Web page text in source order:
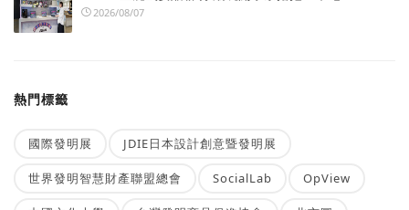
2026/08/07
熱門標籤
國際發明展 JDIE日本設計創意暨發明展
世界發明智慧財產聯盟總會 SocialLab OpView